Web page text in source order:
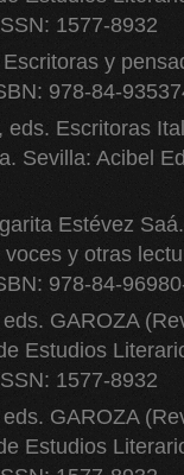
1577-8932
y
978-84-
Escritoras
Sevilla: Acibel
Estévez
y otras
978-84-
GAROZA
Estudios
1577-8932
GAROZA
Estudios